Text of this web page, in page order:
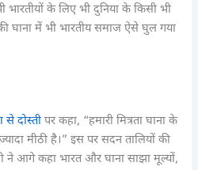
के लिए भी दुनिया के किसी भी
घाना में भी भारतीय समाज ऐसे घुल गया
से दोस्ती पर कहा, “हमारी मित्रता घाना के
मीठी है।” इस पर सदन तालियों की
ने आगे कहा भारत और घाना साझा मूल्यों,